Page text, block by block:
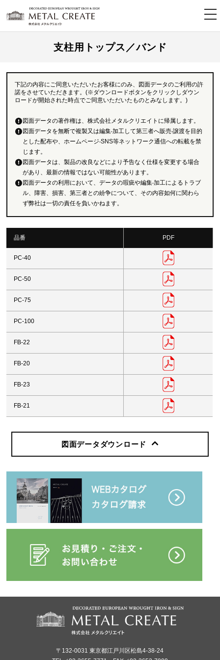
支柱用トップス／バンド
下記の内容にご同意いただいたお客様にのみ、図面データのご利用の許
諾をさせていただきます。(※ダウンロードボタンをクリックしダウン
ロードが開始された時点でご同意いただいたものとみなします。)
図面データの著作権は、株式会社メタルクリエイトに帰属します。
図面データを無断で複製又は編集‧加工して第三者へ販売‧譲渡を目的
とした配布や、ホームページ‧SNS等ネットワーク通信への転載を禁
じます。
図面データは、製品の改良などにより予告なく仕様を変更する場合
があり、最新の情報ではない可能性があります。
図面データの利用において、データの瑕疵や編集‧加工によるトラブ
ル、障害、損害、第三者との紛争について、その内容如何に関わら
ず弊社は一切の責任を負いかねます。
品番 PDF
PC-40
PC-50
PC-75
PC-100
FB-22
FB-20
FB-23
FB-21
図面データダウンロード
〒132-0031 東京都江戸川区松島4-38-24